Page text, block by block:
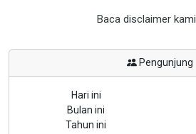
Baca disclaimer kami
Pengunjung
Hari ini
Bulan ini
Tahun ini